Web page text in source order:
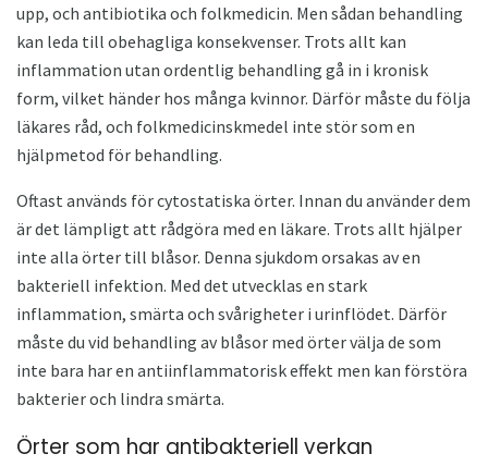
upp, och antibiotika och folkmedicin. Men sådan behandling
kan leda till obehagliga konsekvenser. Trots allt kan
inflammation utan ordentlig behandling gå in i kronisk
form, vilket händer hos många kvinnor. Därför måste du följa
läkares råd, och folkmedicinskmedel inte stör som en
hjälpmetod för behandling.
Oftast används för cytostatiska örter. Innan du använder dem
är det lämpligt att rådgöra med en läkare. Trots allt hjälper
inte alla örter till blåsor. Denna sjukdom orsakas av en
bakteriell infektion. Med det utvecklas en stark
inflammation, smärta och svårigheter i urinflödet. Därför
måste du vid behandling av blåsor med örter välja de som
inte bara har en antiinflammatorisk effekt men kan förstöra
bakterier och lindra smärta.
Örter som har antibakteriell verkan